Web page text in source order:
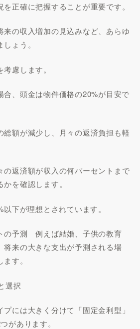
正確に把握することが重要です。
来の収入増加の見込みなど、あらゆ
ょう。
慮します。
、頭金は物件価格の20%が目安で
総額が減少し、月々の返済負担も軽
返済額が収入の何パーセントまで
を確認します。
下が理想とされています。
の予測 例えば結婚、子供の教育
将来の大きな支出が予測される場
す。
選択
には大きく分けて「固定金利型」
があります。